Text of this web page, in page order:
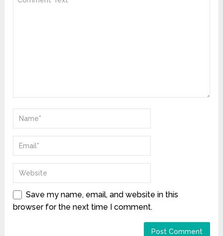
Save my name, email, and website in this
browser for the next time I comment.